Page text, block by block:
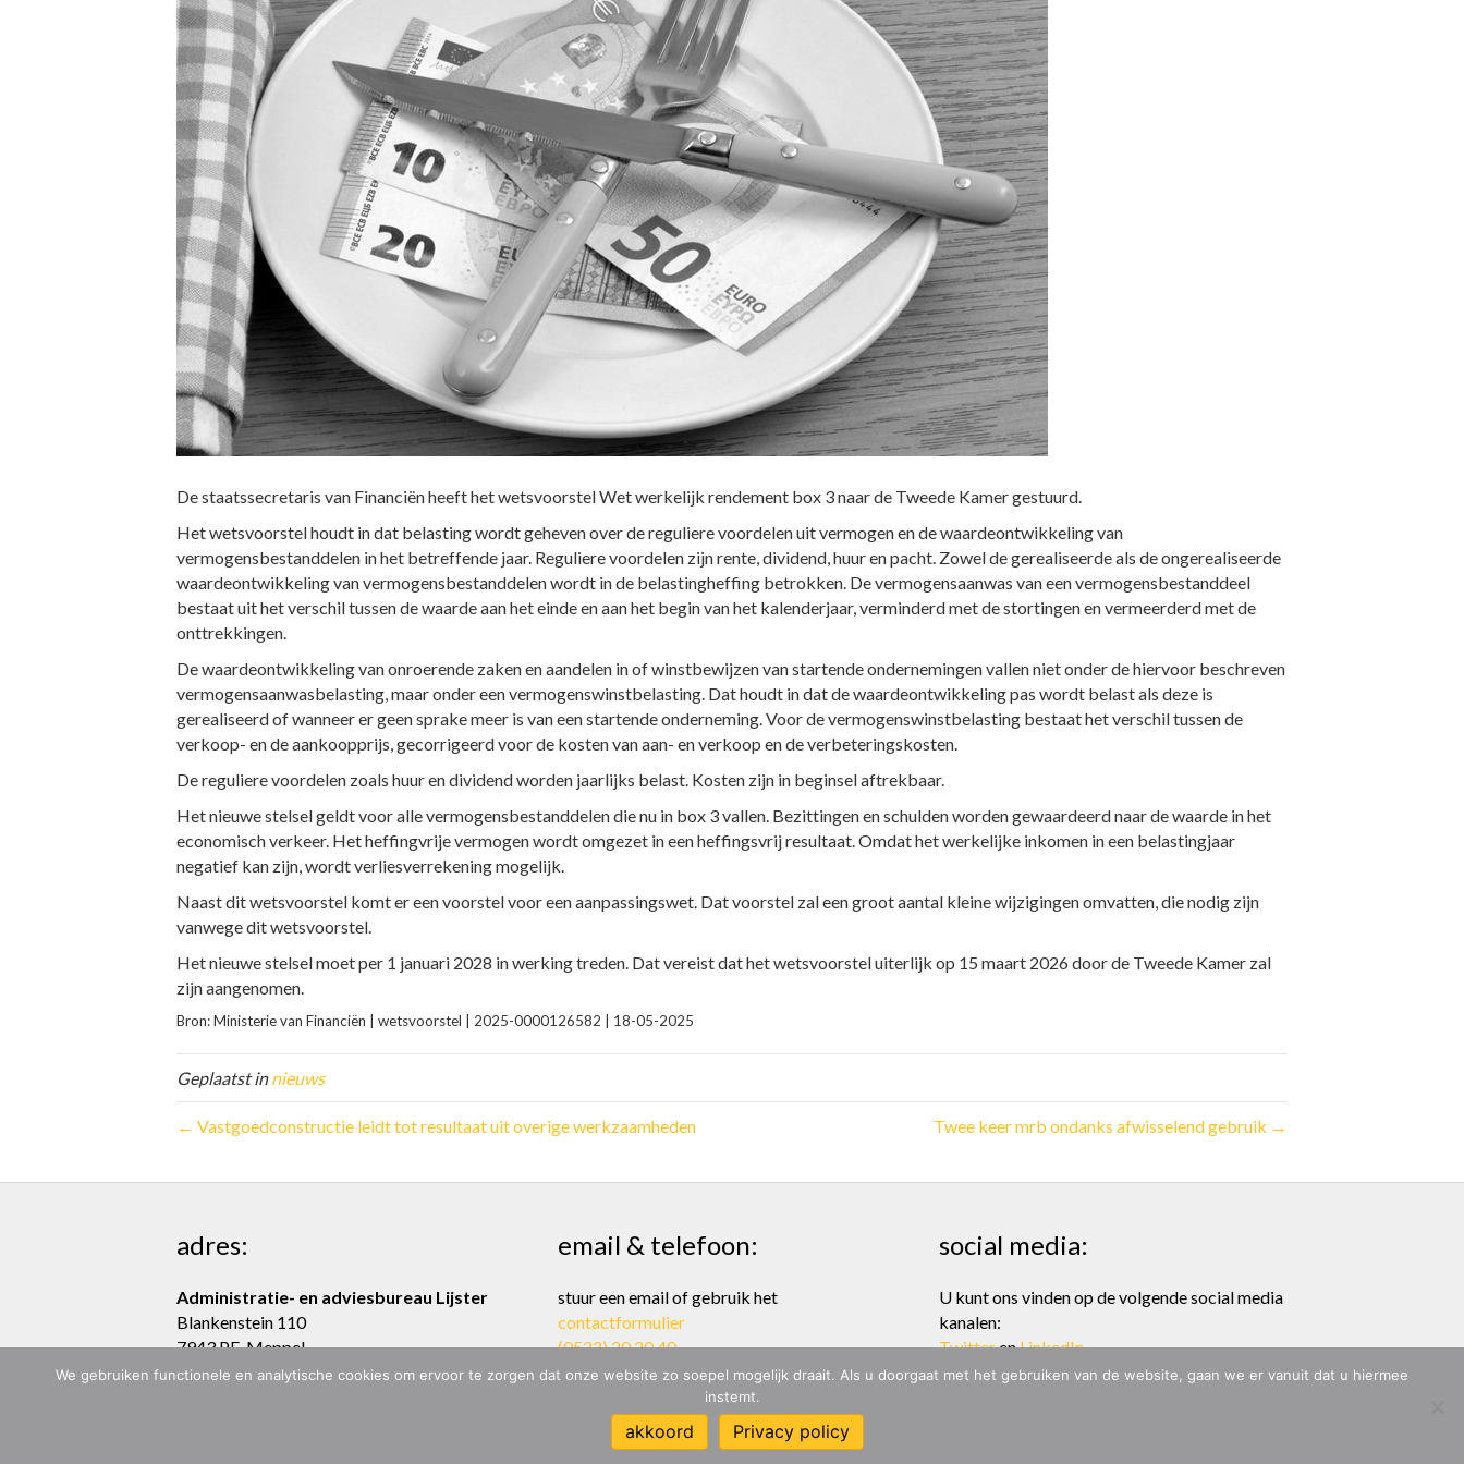
De staatssecretaris van Financiën heeft het wetsvoorstel Wet werkelijk rendement box 3 naar de Tweede Kamer gestuurd.
Het wetsvoorstel houdt in dat belasting wordt geheven over de reguliere voordelen uit vermogen en de waardeontwikkeling van
vermogensbestanddelen in het betreffende jaar. Reguliere voordelen zijn rente, dividend, huur en pacht. Zowel de gerealiseerde als de ongerealiseerde
waardeontwikkeling van vermogensbestanddelen wordt in de belastingheffing betrokken. De vermogensaanwas van een vermogensbestanddeel
bestaat uit het verschil tussen de waarde aan het einde en aan het begin van het kalenderjaar, verminderd met de stortingen en vermeerderd met de
onttrekkingen.
De waardeontwikkeling van onroerende zaken en aandelen in of winstbewijzen van startende ondernemingen vallen niet onder de hiervoor beschreven
vermogensaanwasbelasting, maar onder een vermogenswinstbelasting. Dat houdt in dat de waardeontwikkeling pas wordt belast als deze is
gerealiseerd of wanneer er geen sprake meer is van een startende onderneming. Voor de vermogenswinstbelasting bestaat het verschil tussen de
verkoop- en de aankoopprijs, gecorrigeerd voor de kosten van aan- en verkoop en de verbeteringskosten.
De reguliere voordelen zoals huur en dividend worden jaarlijks belast. Kosten zijn in beginsel aftrekbaar.
Het nieuwe stelsel geldt voor alle vermogensbestanddelen die nu in box 3 vallen. Bezittingen en schulden worden gewaardeerd naar de waarde in het
economisch verkeer. Het heffingvrije vermogen wordt omgezet in een heffingsvrij resultaat. Omdat het werkelijke inkomen in een belastingjaar
negatief kan zijn, wordt verliesverrekening mogelijk.
Naast dit wetsvoorstel komt er een voorstel voor een aanpassingswet. Dat voorstel zal een groot aantal kleine wijzigingen omvatten, die nodig zijn
vanwege dit wetsvoorstel.
Het nieuwe stelsel moet per 1 januari 2028 in werking treden. Dat vereist dat het wetsvoorstel uiterlijk op 15 maart 2026 door de Tweede Kamer zal
zijn aangenomen.
Bron: Ministerie van Financiën | wetsvoorstel | 2025-0000126582 | 18-05-2025
Geplaatst innieuws
← Vastgoedconstructie leidt tot resultaat uit overige werkzaamheden Twee keer mrb ondanks afwisselend gebruik →
adres:
Administratie- en adviesbureau Lijster
Blankenstein 110
7943 PE Meppel
email & telefoon:
stuur een email of gebruik het
contactformulier
(0522) 20 20 40
social media:
U kunt ons vinden op de volgende social media
kanalen:
TwitterenLinkedIn
We gebruiken functionele en analytische cookies om ervoor te zorgen dat onze website zo soepel mogelijk draait. Als u doorgaat met het gebruiken van de website, gaan we er vanuit dat u hiermee
instemt.
akkoord Privacy policy